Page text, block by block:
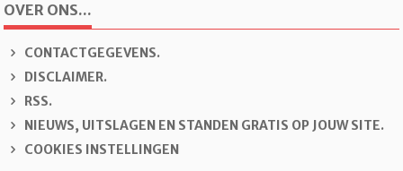
OVER ONS...
CONTACTGEGEVENS.
DISCLAIMER.
RSS.
NIEUWS, UITSLAGEN EN STANDEN GRATIS OP JOUW SITE.
COOKIES INSTELLINGEN